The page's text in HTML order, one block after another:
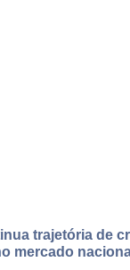
trajetória de
mercado